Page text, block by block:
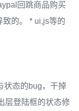
回跳商品购买
的。 * ui,js等的
状态的bug，干掉
层登陆框的状态修